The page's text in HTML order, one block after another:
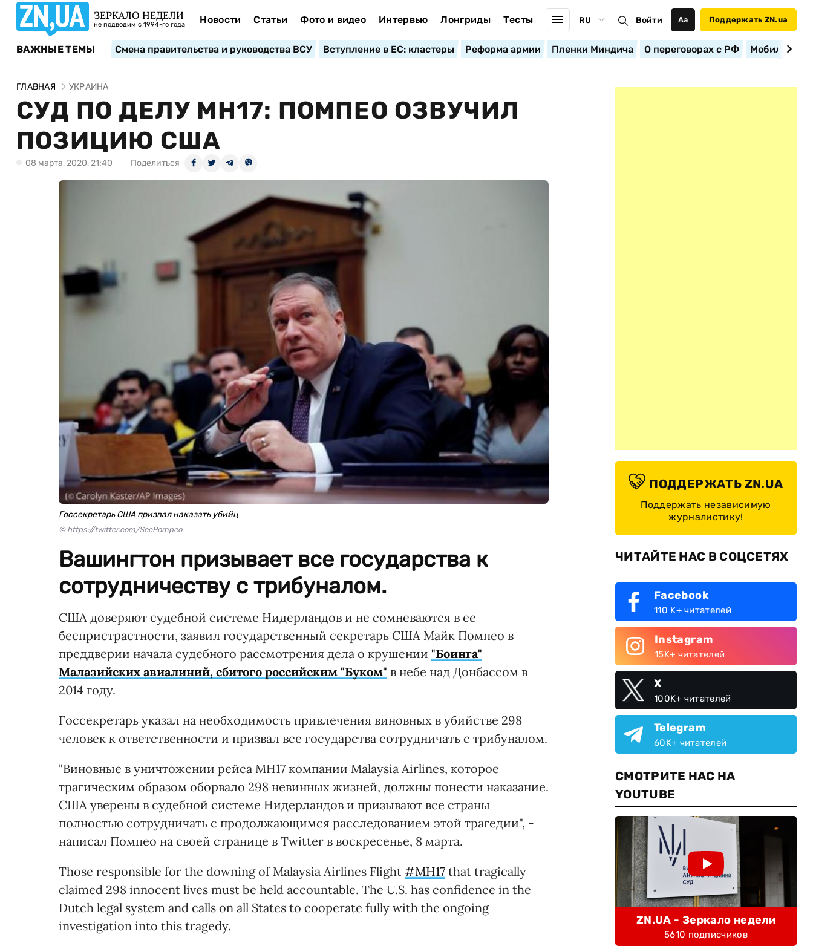
ЗЕРКАЛО НЕДЕЛИ
не подводим с 1994-го года Новости Статьи Фото и видео Интервью Лонгриды Тесты RU Войти Аа Поддержать ZN.ua
ВАЖНЫЕ ТЕМЫ Смена правительства и руководства ВСУ Вступление в ЕС: кластеры Реформа армии Пленки Миндича О переговорах с РФ
ГЛАВНАЯ УКРАИНА
СУД ПО ДЕЛУ MH17: ПОМПЕО ОЗВУЧИЛ
ПОЗИЦИЮ США
08 марта, 2020, 21:40 Поделиться
Госсекретарь США призвал наказать убийц
© https://twitter.com/SecPompeo
Вашингтон призывает все государства к
сотрудничеству с трибуналом.
США доверяют судебной системе Нидерландов и не сомневаются в ее
беспристрастности, заявил государственный секретарь США Майк Помпео в
преддверии начала судебного рассмотрения дела о крушении "Боинга"
Малазийских авиалиний, сбитого российским "Буком" в небе над Донбассом в
2014 году.
Госсекретарь указал на необходимость привлечения виновных в убийстве 298
человек к ответственности и призвал все государства сотрудничать с трибуналом.
"Виновные в уничтожении рейса MH17 компании Malaysia Airlines, которое
трагическим образом оборвало 298 невинных жизней, должны понести наказание.
США уверены в судебной системе Нидерландов и призывают все страны
полностью сотрудничать с продолжающимся расследованием этой трагедии", -
написал Помпео на своей странице в Twitter в воскресенье, 8 марта.
Those responsible for the downing of Malaysia Airlines Flight #MH17 that tragically
claimed 298 innocent lives must be held accountable. The U.S. has confidence in the
Dutch legal system and calls on all States to cooperate fully with the ongoing
investigation into this tragedy.
ПОДДЕРЖАТЬ ZN.UA
Поддержать независимую
журналистику!
ЧИТАЙТЕ НАС В СОЦСЕТЯХ
Facebook
110 K+ читателей
Instagram
15K+ читателей
X
100K+ читателей
Telegram
60K+ читателей
СМОТРИТЕ НАС НА
YOUTUBE
ZN.UA - Зеркало недели
5610 подписчиков